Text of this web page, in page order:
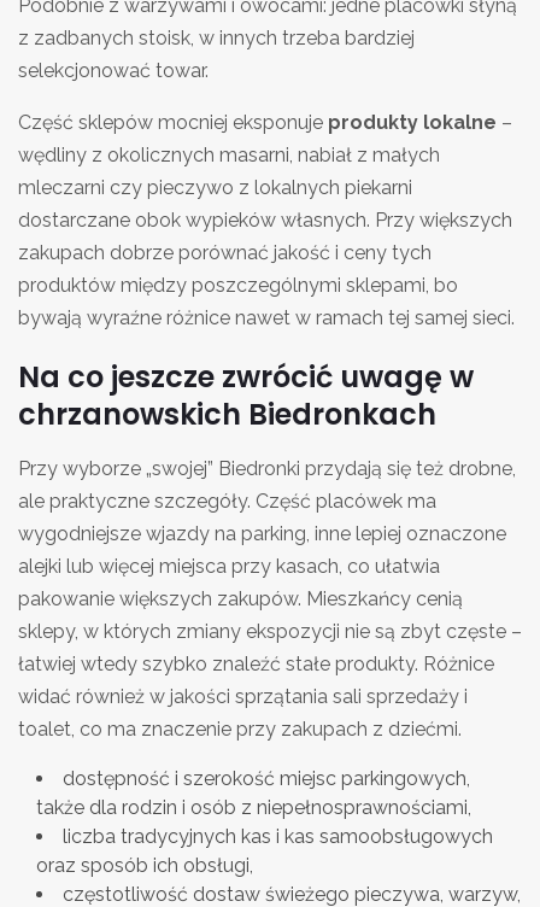
Podobnie z warzywami i owocami: jedne placówki słyną
z zadbanych stoisk, w innych trzeba bardziej
selekcjonować towar.
Część sklepów mocniej eksponuje produkty lokalne –
wędliny z okolicznych masarni, nabiał z małych
mleczarni czy pieczywo z lokalnych piekarni
dostarczane obok wypieków własnych. Przy większych
zakupach dobrze porównać jakość i ceny tych
produktów między poszczególnymi sklepami, bo
bywają wyraźne różnice nawet w ramach tej samej sieci.
Na co jeszcze zwrócić uwagę w
chrzanowskich Biedronkach
Przy wyborze „swojej” Biedronki przydają się też drobne,
ale praktyczne szczegóły. Część placówek ma
wygodniejsze wjazdy na parking, inne lepiej oznaczone
alejki lub więcej miejsca przy kasach, co ułatwia
pakowanie większych zakupów. Mieszkańcy cenią
sklepy, w których zmiany ekspozycji nie są zbyt częste –
łatwiej wtedy szybko znaleźć stałe produkty. Różnice
widać również w jakości sprzątania sali sprzedaży i
toalet, co ma znaczenie przy zakupach z dziećmi.
dostępność i szerokość miejsc parkingowych,
także dla rodzin i osób z niepełnosprawnościami,
liczba tradycyjnych kas i kas samoobsługowych
oraz sposób ich obsługi,
częstotliwość dostaw świeżego pieczywa, warzyw,